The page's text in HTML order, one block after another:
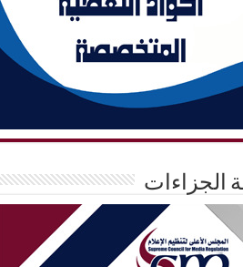
الجزاءات